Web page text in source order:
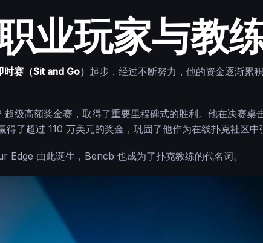
业玩家与教
时赛（Sit and Go） 起步，经过不断努力，他的资金逐渐累
级高额奖金赛，取得了重要里程碑式的胜利。他在决赛
超过 110 万美元的奖金，巩固了他作为在线扑克社区中
由此诞生，Bencb 也成为了扑克教练的代名词。